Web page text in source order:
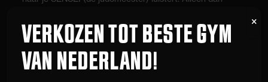
en aan het einde van de judoles gaan alle kinderen
netjes op een rij aan de kant van de mat zitten om een
buiging te maken. Dit is de Japanse manier om
VERKOZEN TOT BESTE GYM
VAN NEDERLAND!